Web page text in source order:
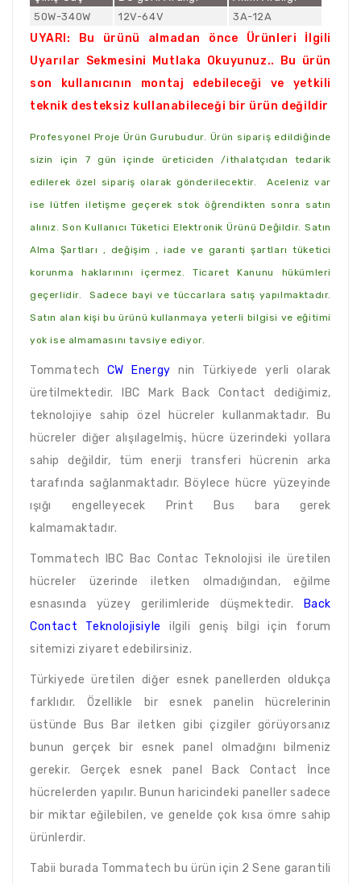
50W-340W
12V-64V 3A-12A
UYARI: Bu ürünü almadan önce Ürünleri İlgili
Uyarılar Sekmesini Mutlaka Okuyunuz.. Bu ürün
son kullanıcının montaj edebileceği ve yetkili
teknik desteksiz kullanabileceği bir ürün değildir
Profesyonel Proje Ürün Gurubudur. Ürün sipariş edildiğinde
sizin için 7 gün içinde üreticiden /ithalatçıdan tedarik
edilerek özel sipariş olarak gönderilecektir. Aceleniz var
ise lütfen iletişme geçerek stok öğrendikten sonra satın
alınız. Son Kullanıcı Tüketici Elektronik Ürünü Değildir. Satın
Alma Şartları , değişim , iade ve garanti şartları tüketici
korunma haklarınını içermez. Ticaret Kanunu hükümleri
geçerlidir. Sadece bayi ve tüccarlara satış yapılmaktadır.
Satın alan kişi bu ürünü kullanmaya yeterli bilgisi ve eğitimi
yok ise almamasını tavsiye ediyor.
Tommatech CW Energynin Türkiyede yerli olarak
üretilmektedir. IBC Mark Back Contact dediğimiz,
teknolojiye sahip özel hücreler kullanmaktadır. Bu
hücreler diğer alışılagelmiş, hücre üzerindeki yollara
sahip değildir, tüm enerji transferi hücrenin arka
tarafında sağlanmaktadır. Böylece hücre yüzeyinde
ışığı engelleyecek Print Bus bara gerek
kalmamaktadır.
Tommatech IBC Bac Contac Teknolojisi ile üretilen
hücreler üzerinde iletken olmadığından, eğilme
esnasında yüzey gerilimleride düşmektedir.
Back
Contact Teknolojisiyle
ilgili geniş bilgi için forum
sitemizi ziyaret edebilirsiniz.
Türkiyede üretilen diğer esnek panellerden oldukça
farklıdır. Özellikle bir esnek panelin hücrelerinin
üstünde Bus Bar iletken gibi çizgiler görüyorsanız
bunun gerçek bir esnek panel olmadğını bilmeniz
gerekir. Gerçek esnek panel Back Contact İnce
hücrelerden yapılır. Bunun haricindeki paneller sadece
bir miktar eğilebilen, ve genelde çok kısa ömre sahip
ürünlerdir.
Tabii burada Tommatech bu ürün için 2 Sene garantili